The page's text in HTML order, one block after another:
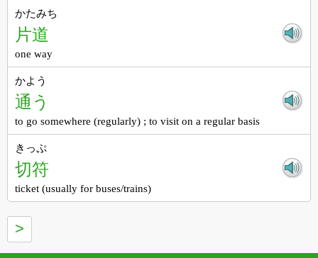
かたみち
片道
one way
かよう
通う
to go somewhere (regularly) ; to visit on a regular basis
きっぷ
切符
ticket (usually for buses/trains)
>